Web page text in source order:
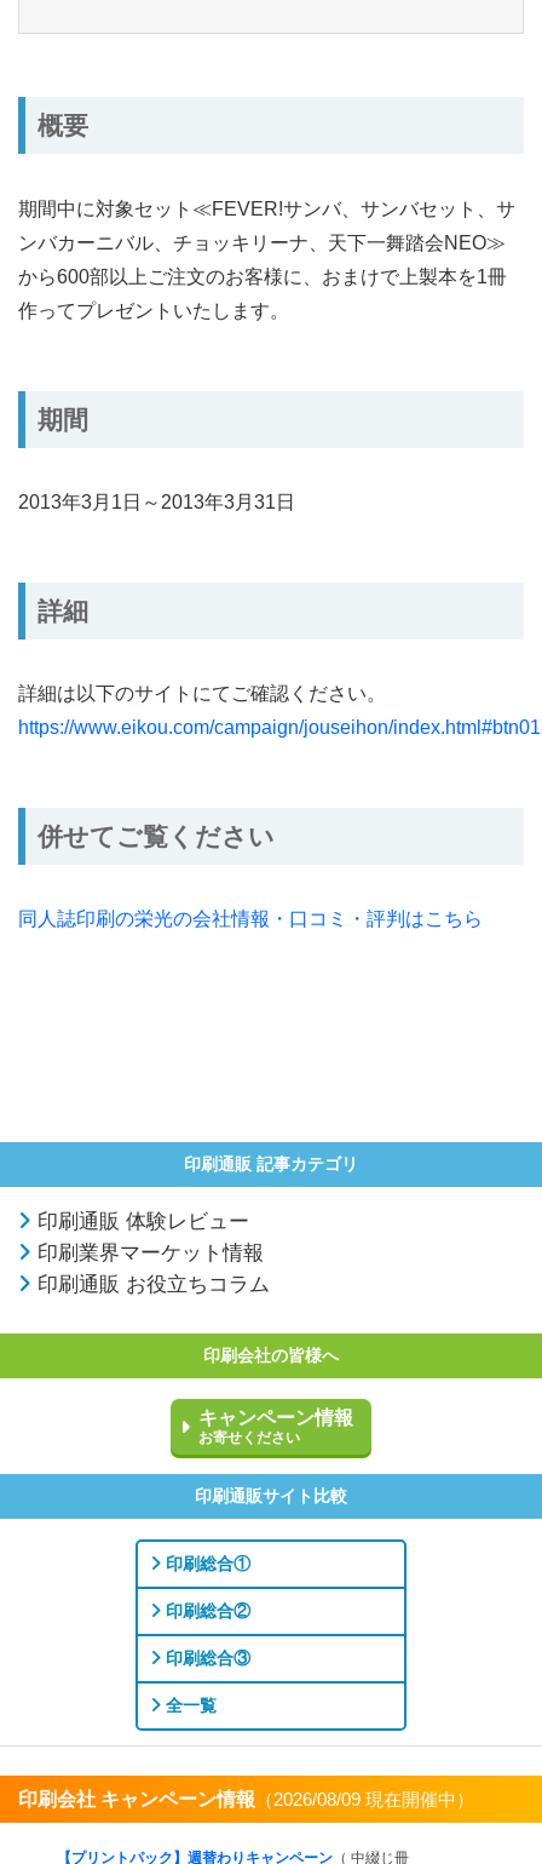
概要
期間中に対象セット≪FEVER!サンバ、サンバセット、サ
ンバカーニバル、チョッキリーナ、天下一舞踏会NEO≫
から600部以上ご注文のお客様に、おまけで上製本を1冊
作ってプレゼントいたします。
期間
2013年3月1日～2013年3月31日
詳細
詳細は以下のサイトにてご確認ください。
https://www.eikou.com/campaign/jouseihon/index.html#btn01
併せてご覧ください
同人誌印刷の栄光の会社情報・口コミ・評判はこちら
印刷通販 記事カテゴリ
印刷通販 体験レビュー
印刷業界マーケット情報
印刷通販 お役立ちコラム
印刷会社の皆様へ
キャンペーン情報
お寄せください
印刷通販サイト比較
印刷総合①
印刷総合②
印刷総合③
全一覧
印刷会社 キャンペーン情報 （2026/08/09 現在開催中）
【プリントパック】週替わりキャンペーン （ 中綴じ冊